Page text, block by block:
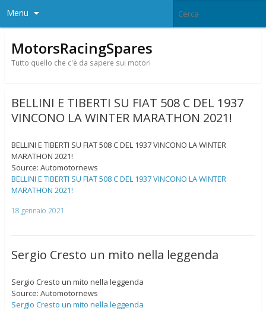
Menu
MotorsRacingSpares
Tutto quello che c'è da sapere sui motori
BELLINI E TIBERTI SU FIAT 508 C DEL 1937
VINCONO LA WINTER MARATHON 2021!
BELLINI E TIBERTI SU FIAT 508 C DEL 1937 VINCONO LA WINTER
MARATHON 2021!
Source: Automotornews
BELLINI E TIBERTI SU FIAT 508 C DEL 1937 VINCONO LA WINTER
MARATHON 2021!
18 gennaio 2021
Sergio Cresto un mito nella leggenda
Sergio Cresto un mito nella leggenda
Source: Automotornews
Sergio Cresto un mito nella leggenda